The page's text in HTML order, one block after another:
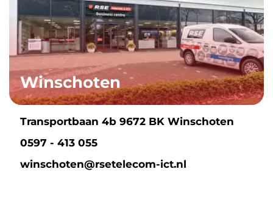
Winschoten
Transportbaan 4b 9672 BK Winschoten
0597 - 413 055
winschoten@rsetelecom-ict.nl